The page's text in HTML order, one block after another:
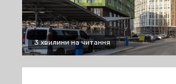
3 хвилини на читання